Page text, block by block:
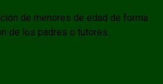
de menores de edad de forma
de los padres o tutores.